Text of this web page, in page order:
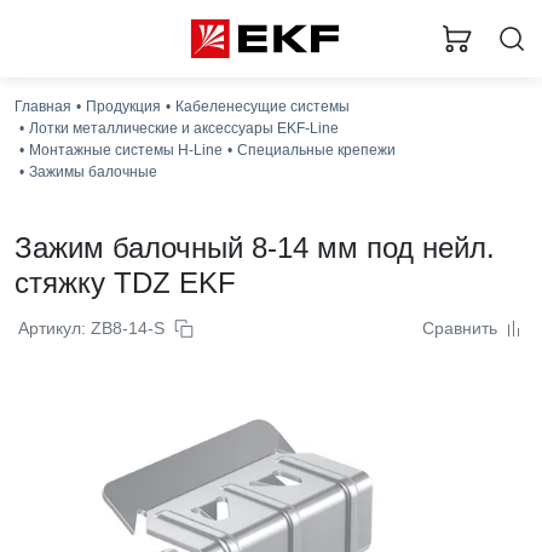
Главная Продукция
Кабеленесущие системы
Лотки металлические и аксессуары EKF-Line
Монтажные системы H-Line
Специальные крепежи
Зажимы балочные
Зажим балочный 8-14 мм под нейл.
стяжку TDZ EKF
Артикул: ZB8-14-S Сравнить